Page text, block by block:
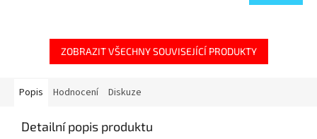
ZOBRAZIT VŠECHNY SOUVISEJÍCÍ PRODUKTY
Popis Hodnocení Diskuze
Detailní popis produktu